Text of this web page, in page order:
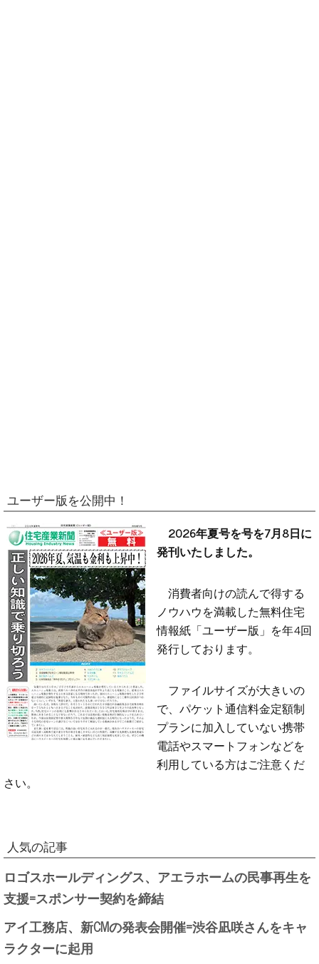
ユーザー版を公開中！
2026年夏号を号を7月8日に
発刊いたしました。
消費者向けの読んで得する
ノウハウを満載した無料住宅
情報紙「ユーザー版」を年4回
発行しております。
ファイルサイズが大きいの
で、パケット通信料金定額制
プランに加入していない携帯
電話やスマートフォンなどを
利用している方はご注意くだ
さい。
人気の記事
ロゴスホールディングス、アエラホームの民事再生を
支援=スポンサー契約を締結
アイ工務店、新CMの発表会開催=渋谷凪咲さんをキャ
ラクターに起用